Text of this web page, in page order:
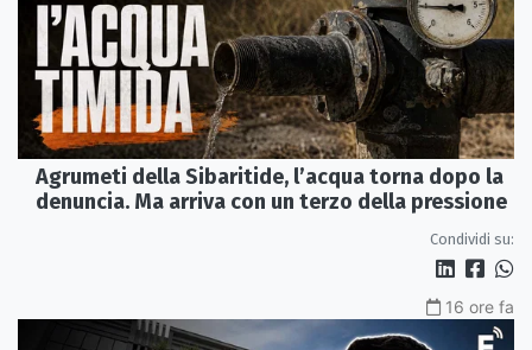
Agrumeti della Sibaritide, l’acqua torna dopo la
denuncia. Ma arriva con un terzo della pressione
Condividi su:
16 ore fa